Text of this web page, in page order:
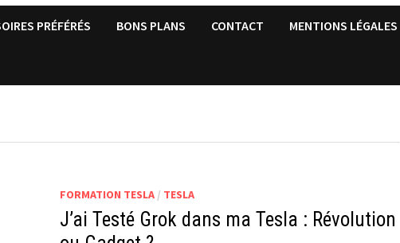
PRÉFÉRÉS BONS PLANS CONTACT MENTIONS LÉGALES
FORMATION TESLA/ TESLA
J’ai Testé Grok dans ma Tesla : Révolution